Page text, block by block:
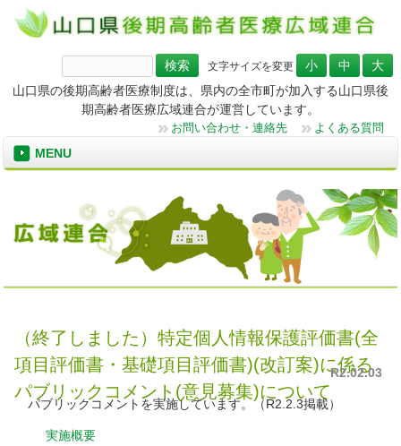
文字サイズを変更
検
索:
山口県の後期高齢者医療制度は、県内の全市町が加入する山口県後
期高齢者医療広域連合が運営しています。
お問い合わせ・連絡先 よくある質問
MENU
（終了しました）特定個人情報保護評価書(全
項目評価書・基礎項目評価書)(改訂案)に係る
パブリックコメント(意見募集)について
R2.02.03
パブリックコメントを実施しています。（R2.2.3掲載）
実施概要